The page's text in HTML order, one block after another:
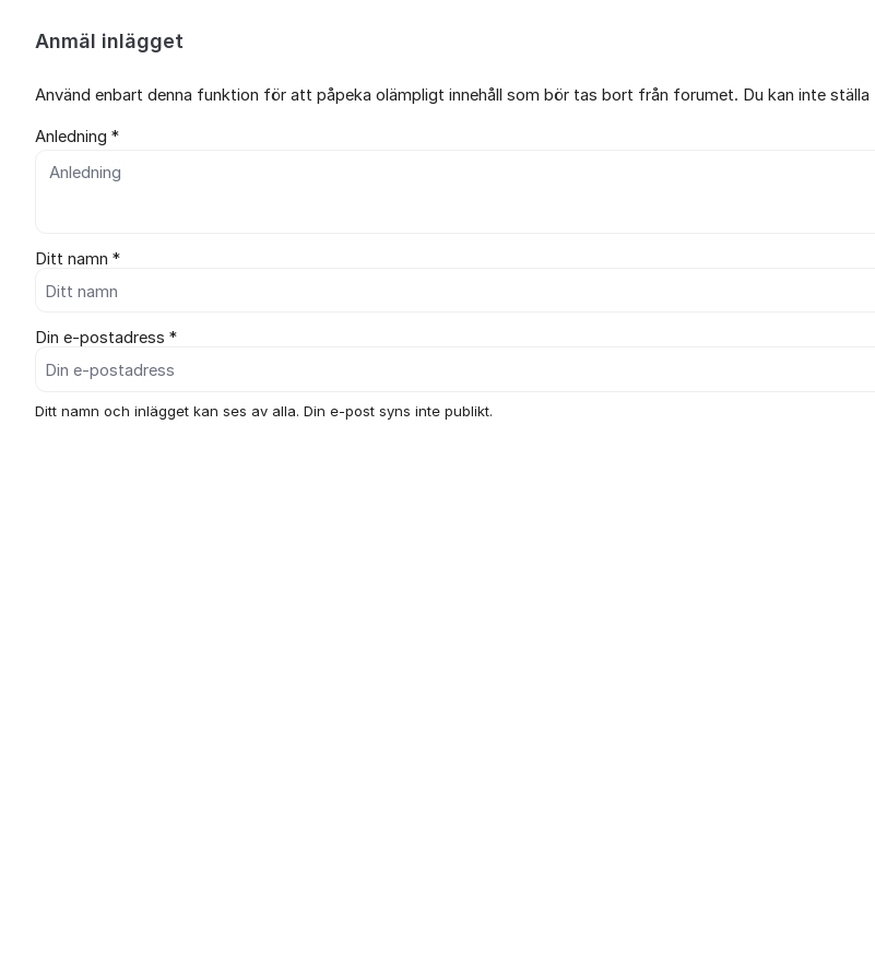
Anmäl inlägget
Använd enbart denna funktion för att påpeka olämpligt innehåll som bör tas bort från forumet. Du kan inte
Anledning *
Ditt namn *
Din e-postadress *
Ditt namn och inlägget kan ses av alla. Din e-post syns inte publikt.